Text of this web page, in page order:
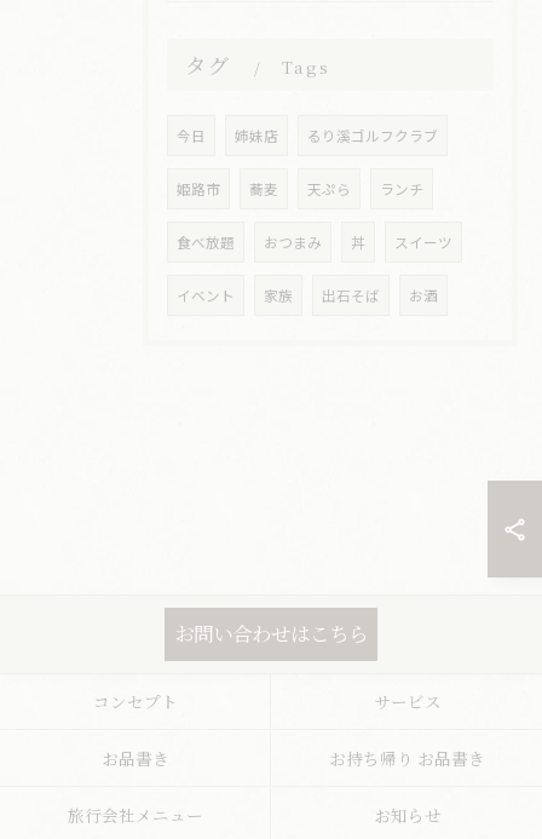
タグ Tags
今日 姉妹店 るり溪ゴルフクラブ
姫路市 蕎麦 天ぷら ランチ
食べ放題 おつまみ 丼 スイーツ
イベント 家族 出石そば お酒
お問い合わせはこちら
コンセプト サービス
お品書き お持ち帰り お品書き
旅行会社メニュー お知らせ